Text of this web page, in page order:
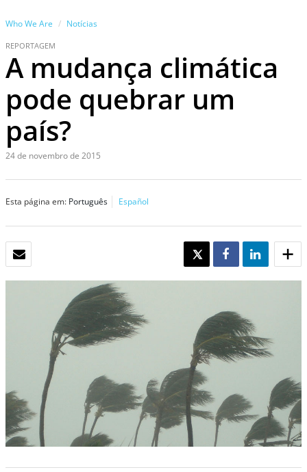
Who We Are Notícias
REPORTAGEM
A mudança climática
pode quebrar um
país?
24 de novembro de 2015
Esta página em: Português Español
TWEET SHARE SHARE